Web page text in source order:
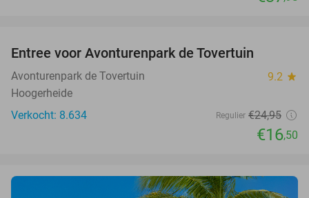
Entree voor Avonturenpark de Tovertuin
Avonturenpark de Tovertuin 9.2 star
Hoogerheide
Verkocht: 8.634
Regulier €24,95
€16,50